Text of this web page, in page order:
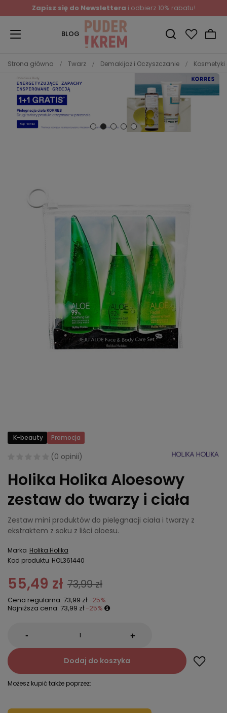
Zapisz się do Newslettera i odbierz 10% rabatu!
BLOG
Strona główna Twarz Demakijaż i Oczyszczanie
K-beauty Promocja
(0 opinii)
Holika Holika Aloesowy
zestaw do twarzy i ciała
Zestaw mini produktów do pielęgnacji ciała i twarzy z
ekstraktem z soku z liści aloesu.
Marka Holika Holika
Kod produktu HOL361440
55,49 zł 73,99 zł
Cena regularna: 73,99 zł -25%
Najniższa cena: 73,99 zł -25%
- +
Dodaj do koszyka
Możesz kupić także poprzez: